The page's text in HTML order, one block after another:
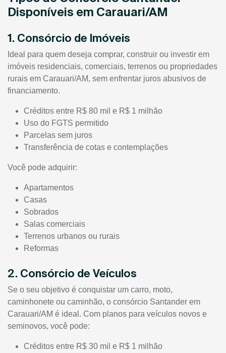
Disponíveis em Carauari/AM
1. Consórcio de Imóveis
Ideal para quem deseja comprar, construir ou investir em
imóveis residenciais, comerciais, terrenos ou propriedades
rurais em Carauari/AM, sem enfrentar juros abusivos de
financiamento.
Créditos entre R$ 80 mil e R$ 1 milhão
Uso do FGTS permitido
Parcelas sem juros
Transferência de cotas e contemplações
Você pode adquirir:
Apartamentos
Casas
Sobrados
Salas comerciais
Terrenos urbanos ou rurais
Reformas
2. Consórcio de Veículos
Se o seu objetivo é conquistar um carro, moto,
caminhonete ou caminhão, o consórcio Santander em
Carauari/AM é ideal. Com planos para veículos novos e
seminovos, você pode:
Créditos entre R$ 30 mil e R$ 1 milhão